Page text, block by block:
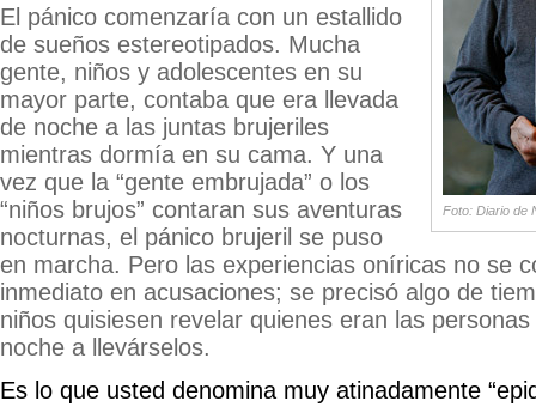
Foto: Diario de
El pánico comenzaría con un estallido
de sueños estereotipados. Mucha
gente, niños y adolescentes en su
mayor parte, contaba que era llevada
de noche a las juntas brujeriles
mientras dormía en su cama. Y una
vez que la “gente embrujada” o los
“niños brujos” contaran sus aventuras
nocturnas, el pánico brujeril se puso
en marcha. Pero las experiencias oníricas no se
inmediato en acusaciones; se precisó algo de
niños quisiesen revelar quienes eran las
noche a llevárselos.
Es lo que usted denomina muy atinadamente